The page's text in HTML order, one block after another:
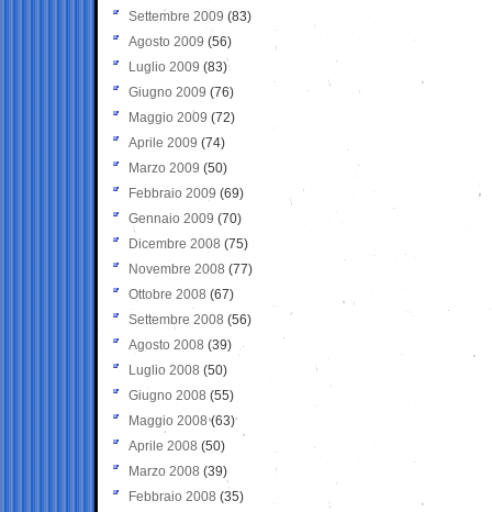
Settembre 2009 (83)
Agosto 2009 (56)
Luglio 2009 (83)
Giugno 2009 (76)
Maggio 2009 (72)
Aprile 2009 (74)
Marzo 2009 (50)
Febbraio 2009 (69)
Gennaio 2009 (70)
Dicembre 2008 (75)
Novembre 2008 (77)
Ottobre 2008 (67)
Settembre 2008 (56)
Agosto 2008 (39)
Luglio 2008 (50)
Giugno 2008 (55)
Maggio 2008(63)
Aprile 2008 (50)
Marzo 2008 (39)
Febbraio 2008 (35)